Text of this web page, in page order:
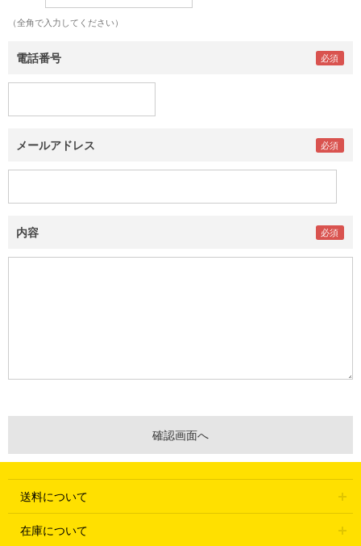
（全角で入力してください）
電話番号
メールアドレス
内容
送料について
在庫について